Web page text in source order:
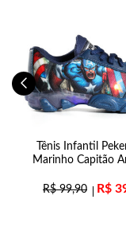
Tênis Infantil
Marinho Capitão
R$99,90 R$